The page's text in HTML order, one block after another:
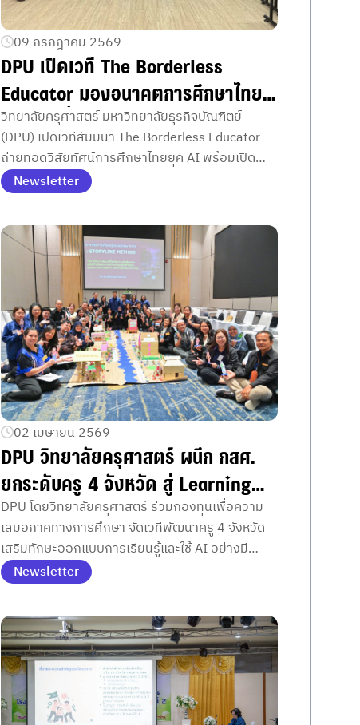
09 กรกฎาคม 2569
DPU เปิดเวที The Borderless
Educator มองอนาคตการศึกษาไทย
ในยุค AI ปั้นครูไร้พรมแดน พร้อมโชว์
ศักยภาพนักศึกษาปริญญาโทถ่ายทอด
ความรู้สู่ครูทั่วประเทศ
วิทยาลัยครุศาสตร์ มหาวิทยาลัยธุรกิจบัณฑิตย์
(DPU) เปิดเวทีสัมมนา The Borderless Educator
ถ่ายทอดวิสัยทัศน์การศึกษาไทยยุค AI พร้อมเปิด
พื้นที่ให้นักศึกษาปริญญาโทนำองค์ความรู้สู่ครูทั่ว
ประเทศและสร้างประสบการณ์ทำงานวิชาการจริง
Newsletter
02 เมษายน 2569
DPU วิทยาลัยครุศาสตร์ ผนึก กสศ.
ยกระดับครู 4 จังหวัด สู่ Learning
Designer รับการศึกษา AI
DPU โดยวิทยาลัยครุศาสตร์ ร่วมกองทุนเพื่อความ
เสมอภาคทางการศึกษา จัดเวทีพัฒนาครู 4 จังหวัด
เสริมทักษะออกแบบการเรียนรู้และใช้ AI อย่างมี
วิจารณญาณ
Newsletter